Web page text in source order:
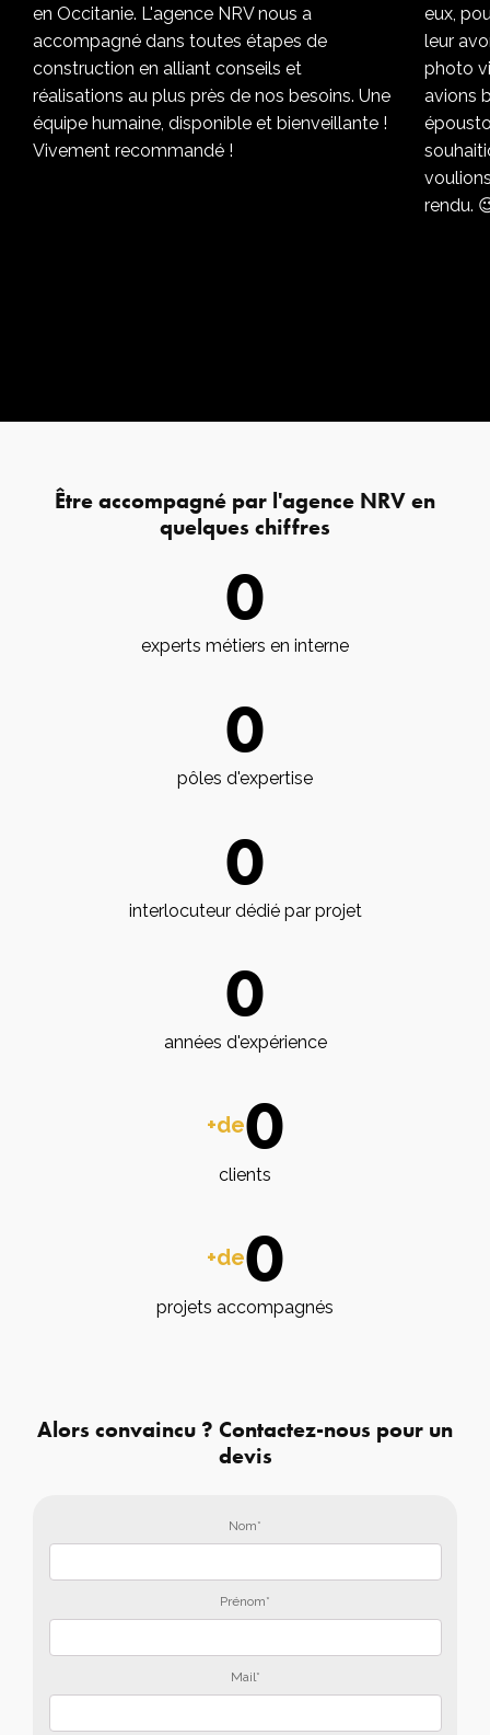
en Occitanie. L'agence NRV nous a
accompagné dans toutes étapes de
construction en alliant conseils et
réalisations au plus près de nos besoins. Une
équipe humaine, disponible et bienveillante !
Vivement recommandé !
eux,
leur
photo
avions
rendu.
Être accompagné par l'agence NRV en
quelques chiffres
0
experts métiers en interne
0
pôles d'expertise
0
interlocuteur dédié par projet
0
années d'expérience
+de0
clients
+de0
projets accompagnés
Alors convaincu ? Contactez-nous pour un
devis
Nom*
Prénom*
Mail*